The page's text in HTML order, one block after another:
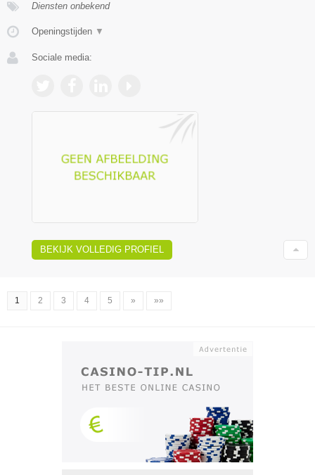
Diensten onbekend
Openingstijden ▼
Sociale media:
BEKIJK VOLLEDIG PROFIEL
1 2 3 4 5 » »»